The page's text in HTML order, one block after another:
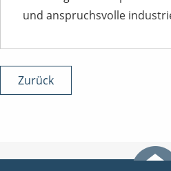
und anspruchsvolle
Zurück